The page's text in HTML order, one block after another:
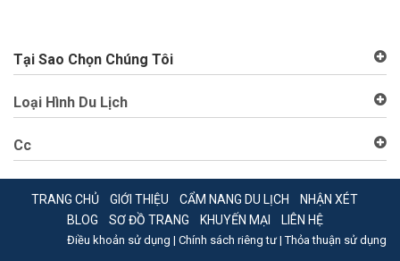
Tại Sao Chọn Chúng Tôi
Loại Hình Du Lịch
Cc
TRANG CHỦ GIỚI THIỆU CẨM NANG DU LỊCH
NHẬN XÉT
BLOG
SƠ ĐỒ TRANG KHUYẾN MẠI LIÊN HỆ
Điều khoản sử dụng | Chính sách riêng tư |Thỏa thuận sử dụng